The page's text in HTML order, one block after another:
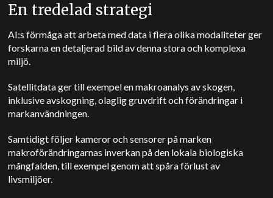
En tredelad strategi
AI:s förmåga att arbeta med data i flera olika modaliteter ger
forskarna en detaljerad bild av denna stora och komplexa
miljö.
Satellitdata ger till exempel en makroanalys av skogen,
inklusive avskogning, olaglig gruvdrift och förändringar i
markanvändningen.
Samtidigt följer kameror och sensorer på marken
makroförändringarnas inverkan på den lokala biologiska
mångfalden, till exempel genom att spåra förlust av
livsmiljöer.